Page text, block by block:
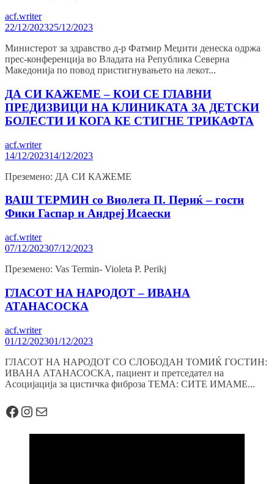
acf.writer
22/12/202325/12/2023
Министерот за здравство д-р Фатмир Меџити денеска одржа
прес-конференција во Владата на Република Северна
Македонија по повод пристигнувањето на лекот...
ДА СИ КАЖЕМЕ – КОИ СЕ ГЛАВНИ
ПРЕДИЗВИЦИ НА КЛИНИКАТА ЗА ДЕТСКИ
БОЛЕСТИ И КОГА КЕ СТИГНЕ ТРИКАФТА
acf.writer
14/12/202314/12/2023
Преземено: ДА СИ КАЖЕМЕ
ВАШ ТЕРМИН со Виолета П. Периќ – гости
Фики Гаспар и Андреј Исаески
acf.writer
07/12/202307/12/2023
Преземено: Vas Termin- Violeta P. Perikj
ГЛАСОТ НА НАРОДОТ – ИВАНА
АТАНАСОСКА
acf.writer
01/12/202301/12/2023
ГЛАСОТ НА НАРОДОТ СО СЛОБОДАН ТОМИЌ ГОСТИН:
ИВАНА АТАНАСОСКА, пациент и претседател на
Асоцијација за цистичка фиброза ТЕМА: СИТЕ ИМАМЕ...
Facebook
Instagram
Mail